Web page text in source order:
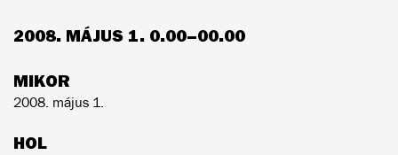
2008. MÁJUS 1. 0.00–00.00
MIKOR
2008. május 1.
HOL